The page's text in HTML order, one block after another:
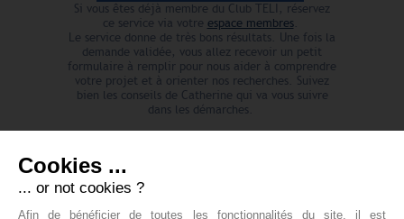
Si vous êtes déjà membre du Club TELI, réservez
ce service via votre espace membres.
Le service donne de très bons résultats. Une fois la
demande validée, vous allez recevoir un petit
formulaire à remplir pour nous aider à comprendre
votre projet et à orienter nos recherches. Suivez
bien les conseils de Catherine qui va vous suivre
dans les démarches.
Cookies ...
... or not cookies ?
Afin de bénéficier de toutes les fonctionnalités du site, il est